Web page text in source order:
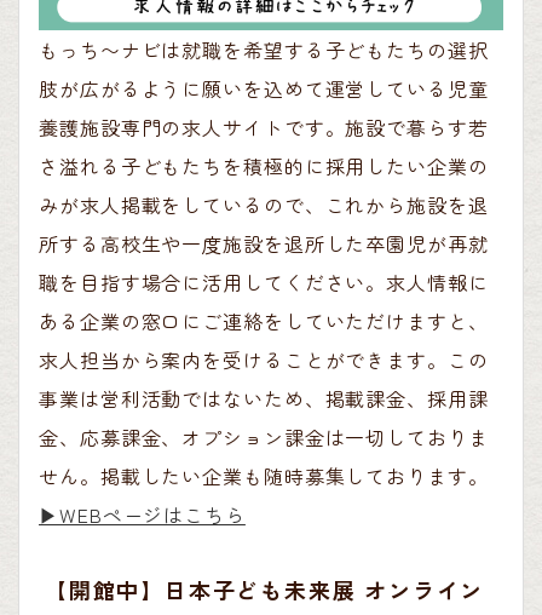
もっち〜ナビは就職を希望する子どもたちの選択
肢が広がるように願いを込めて運営している児童
養護施設専門の求人サイトです。施設で暮らす若
さ溢れる子どもたちを積極的に採用したい企業の
みが求人掲載をしているので、これから施設を退
所する高校生や一度施設を退所した卒園児が再就
職を目指す場合に活用してください。求人情報に
ある企業の窓口にご連絡をしていただけますと、
求人担当から案内を受けることができます。この
事業は営利活動ではないため、掲載課金、採用課
金、応募課金、オプション課金は一切しておりま
せん。掲載したい企業も随時募集しております。
▶︎WEBページはこちら
【開館中】日本子ども未来展 オンライン